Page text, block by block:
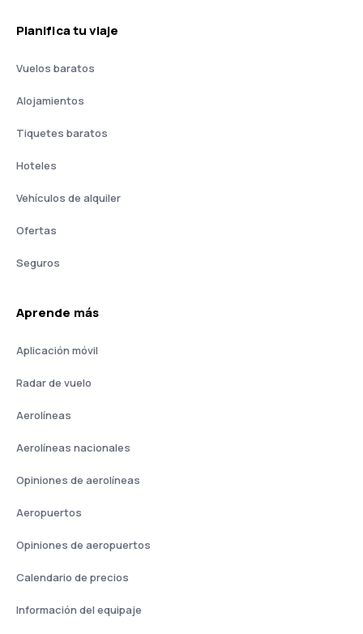
Planifica tu viaje
Vuelos baratos
Alojamientos
Tiquetes baratos
Hoteles
Vehículos de alquiler
Ofertas
Seguros
Aprende más
Aplicación móvil
Radar de vuelo
Aerolíneas
Aerolíneas nacionales
Opiniones de aerolíneas
Aeropuertos
Opiniones de aeropuertos
Calendario de precios
Información del equipaje